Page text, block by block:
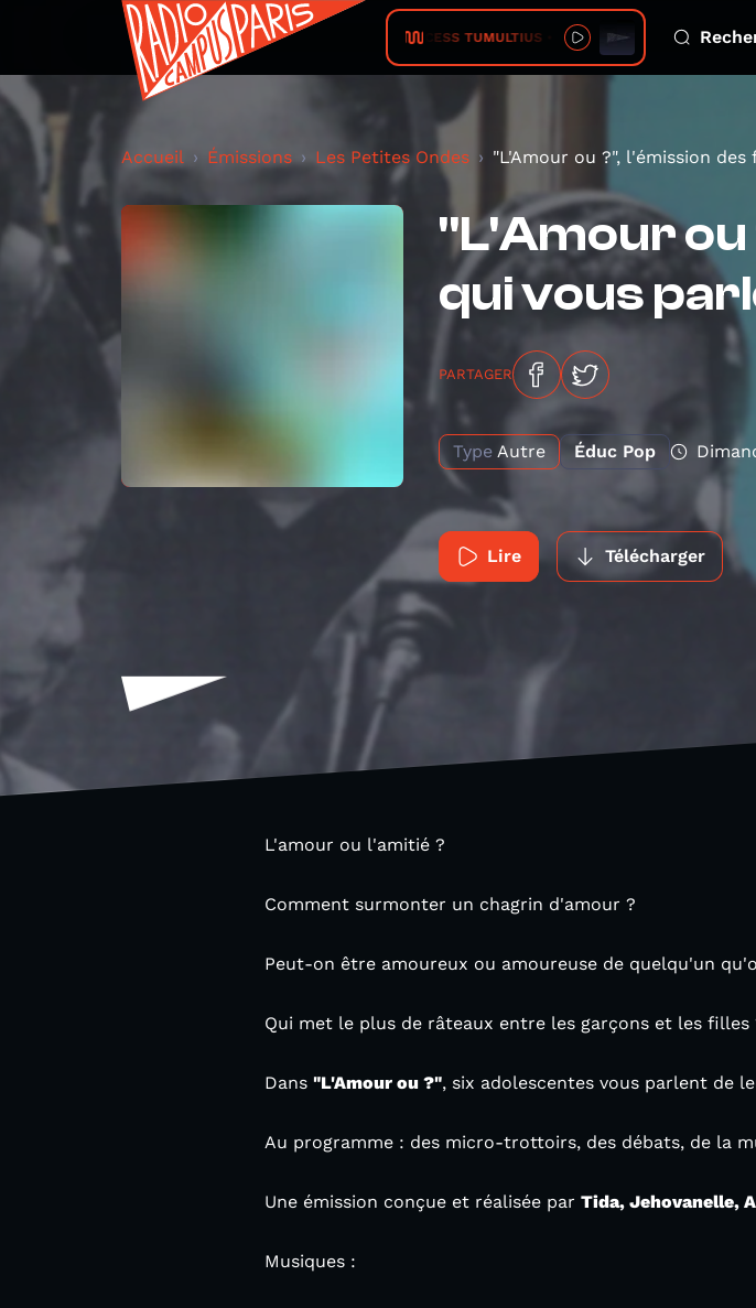
PRINCESS TUMULTIUS • GOLDEN TEACHERS
Accueil Émissions Les Petites Ondes "L'Amour ou ?", l'émission des
"L'Amour ou
qui vous
PARTAGER
Type Autre Éduc Pop
Lire Télécharger
L'amour ou l'amitié ?
Comment surmonter un chagrin d'amour ?
Peut-on être amoureux ou amoureuse de quelqu'un
Qui met le plus de râteaux entre les garçons et les filles
Dans "L'Amour ou ?", six adolescentes vous parlent de
Au programme : des micro-trottoirs, des débats, de la
Une émission conçue et réalisée par Tida, Jehovanelle,
Musiques :